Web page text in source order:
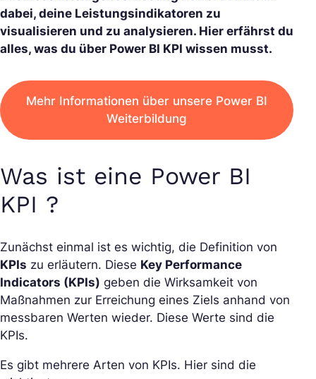
dabei, deine Leistungsindikatoren zu
visualisieren und zu analysieren. Hier erfährst du
alles, was du über Power BI KPI wissen musst.
Mehr Informationen über unsere Power BI
Weiterbildung
Was ist eine Power BI
KPI ?
Zunächst einmal ist es wichtig, die Definition von
KPIs zu erläutern. Diese Key Performance
Indicators (KPIs) geben die Wirksamkeit von
Maßnahmen zur Erreichung eines Ziels anhand von
messbaren Werten wieder. Diese Werte sind die
KPIs.
Es gibt mehrere Arten von KPIs. Hier sind die